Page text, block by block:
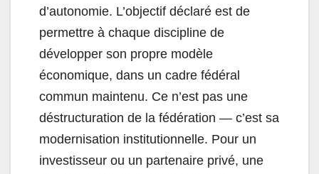
d’autonomie. L’objectif déclaré est de
permettre à chaque discipline de
développer son propre modèle
économique, dans un cadre fédéral
commun maintenu. Ce n’est pas une
déstructuration de la fédération — c’est sa
modernisation institutionnelle. Pour un
investisseur ou un partenaire privé, une